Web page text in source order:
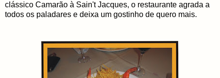
clássico Camarão à Sain't Jacques, o restaurante agrada a
todos os paladares e deixa um gostinho de quero mais.